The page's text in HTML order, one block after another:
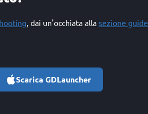
, dai un'occhiata alla sezione guide
Scarica GDLauncher